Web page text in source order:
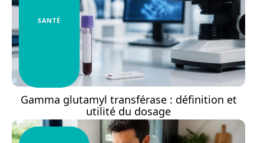
SANTÉ
Gamma glutamyl transférase : définition et
utilité du dosage